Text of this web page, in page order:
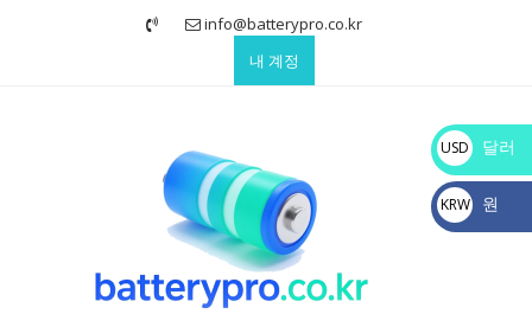
info@batterypro.co.kr
내 계정
USD
$
달러
KRW
₩
원